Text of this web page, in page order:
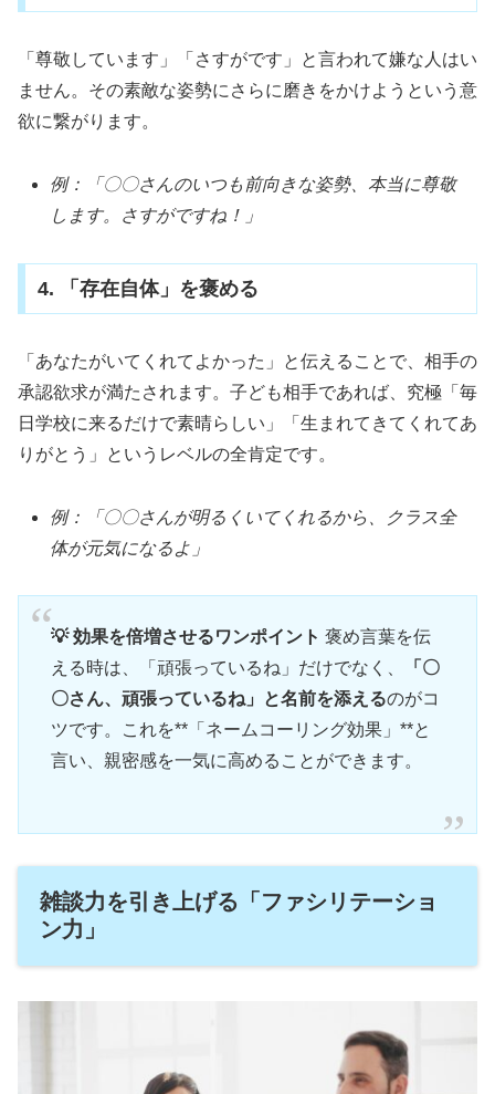
「尊敬しています」「さすがです」と言われて嫌な人はい
ません。その素敵な姿勢にさらに磨きをかけようという意
欲に繋がります。
例：「〇〇さんのいつも前向きな姿勢、本当に尊敬
します。さすがですね！」
4. 「存在自体」を褒める
「あなたがいてくれてよかった」と伝えることで、相手の
承認欲求が満たされます。子ども相手であれば、究極「毎
日学校に来るだけで素晴らしい」「生まれてきてくれてあ
りがとう」というレベルの全肯定です。
例：「〇〇さんが明るくいてくれるから、クラス全
体が元気になるよ」
💡 効果を倍増させるワンポイント 褒め言葉を伝
える時は、「頑張っているね」だけでなく、
「〇
〇さん、頑張っているね」と名前を添えるのがコ
ツです。これを**「ネームコーリング効果」**と
言い、親密感を一気に高めることができます。
雑談力を引き上げる「ファシリテーショ
ン力」